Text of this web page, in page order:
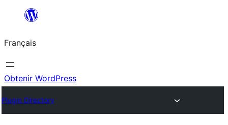
contenu
Français
Obtenir WordPress
Plugin Directory